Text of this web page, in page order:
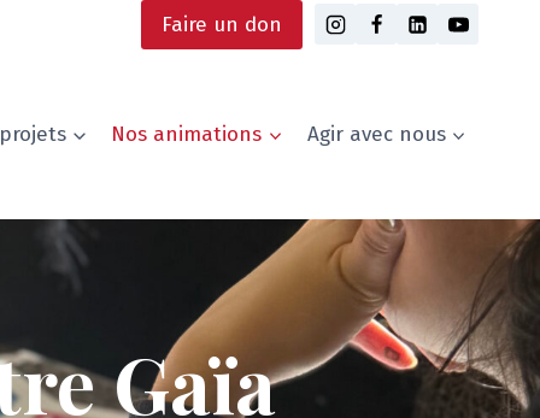
Faire un don
Nos animations Agir avec nous
Gaïa